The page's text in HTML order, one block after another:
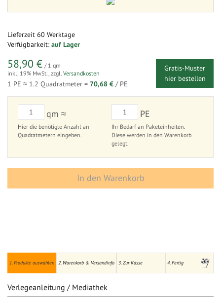
1. Produkte auswählen 2. Warenkorb & Versandinfo 3. Zur Kasse 4. Fertig
Lieferzeit 60 Werktage
Verfügbarkeit: auf Lager
58,90 € / 1 qm
inkl. 19% MwSt., zzgl. Versandkosten
1 PE ≈ 1.2 Quadratmeter = 70,68 € / PE
Gratis-Muster
hier bestellen
qm ≈
Hier die benötigte Anzahl an
Quadratmetern eingeben.
PE
Ihr Bedarf an Paketeinheiten.
Diese werden in den Warenkorb
gelegt.
In den Warenkorb
Verlegeanleitung / Mediathek